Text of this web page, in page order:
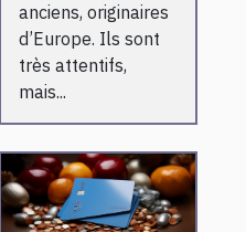
anciens, originaires
d’Europe. Ils sont
très attentifs,
mais...